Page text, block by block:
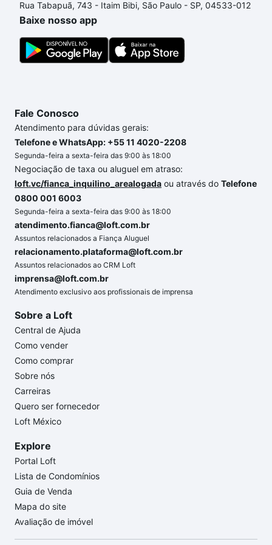
processo de compra, veja em nosso portal quanto
custa comprar um apartamento
gente para comprar o imóvel dos seus sonhos com
segurança e conforto. Loft, com você até as
Rua Tabapuã, 743 - Itaim Bibi, São Paulo - SP, 04533-012
Baixe nosso app
Fale Conosco
Atendimento para dúvidas gerais:
Telefone e WhatsApp: +55 11 4020-2208
Segunda-feira a sexta-feira das 9:00 às 18:00
Negociação de taxa ou aluguel em atraso:
loft.vc/fianca_inquilino_arealogada ou através do Telefone
0800 001 6003
Segunda-feira a sexta-feira das 9:00 às 18:00
atendimento.fianca@loft.com.br
Assuntos relacionados a Fiança Aluguel
relacionamento.plataforma@loft.com.br
Assuntos relacionados ao CRM Loft
imprensa@loft.com.br
Atendimento exclusivo aos profissionais de imprensa
Sobre a Loft
Central de Ajuda
Como vender
Como comprar
Sobre nós
Carreiras
Quero ser fornecedor
Loft México
Explore
Portal Loft
Lista de Condomínios
Guia de Venda
Mapa do site
Avaliação de imóvel